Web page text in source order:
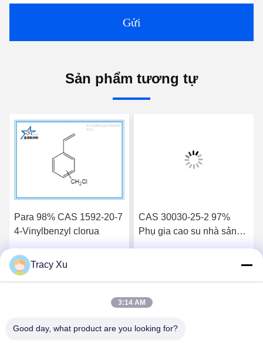
Gửi
Sản phẩm tương tự
Para 98% CAS 1592-20-7
4-Vinylbenzyl clorua
Nói Chuyện Ngay.
CAS 30030-25-2 97%
Phụ gia cao su nhà sản
Tracy Xu
3:14 AM
Good day, what product are you looking for?